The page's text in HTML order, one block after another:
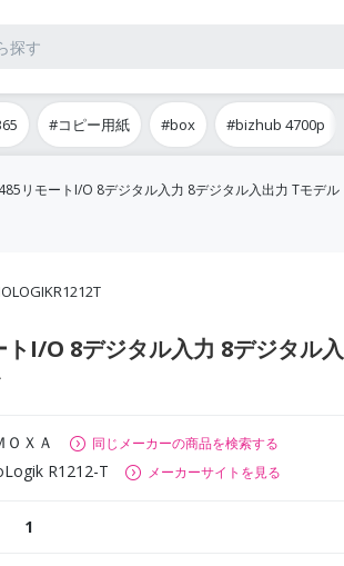
#コピー用紙 #box #bizhub 4700p
リモートI/O 8デジタル入力 8デジタル入出力 Tモデル
トI/O 8デジタル入力 8デジタル入
ＯＸＡ 同じメーカーの商品を検索する
R1212-T メーカーサイトを見る
1